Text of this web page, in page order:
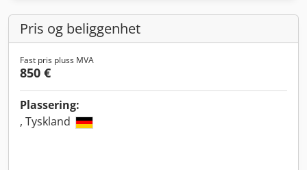
Pris og beliggenhet
Fast pris pluss MVA
850 €
Plassering:
, Tyskland